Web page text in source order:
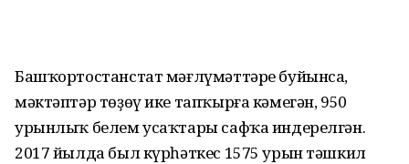
Башҡортостанстат мәғлүмәттәре буйынса,
мәктәптәр төҙөү ике тапҡырға кәмегән, 950
урынлыҡ белем усаҡтары сафҡа индерелгән.
2017 йылда был күрһәткес 1575 урын тәшкил